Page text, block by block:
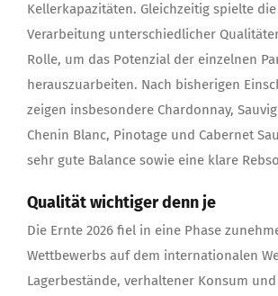
Kellerkapazitäten. Gleichzeitig spielte
Verarbeitung unterschiedlicher
Rolle, um das Potenzial der einzelnen
herauszuarbeiten. Nach bisherigen
zeigen insbesondere Chardonnay,
Chenin Blanc, Pinotage und Cabernet
sehr gute Balance sowie eine klare
Qualität wichtiger denn je
Die Ernte 2026 fiel in eine Phase
Wettbewerbs auf dem internationalen
Lagerbestände, verhaltener Konsum